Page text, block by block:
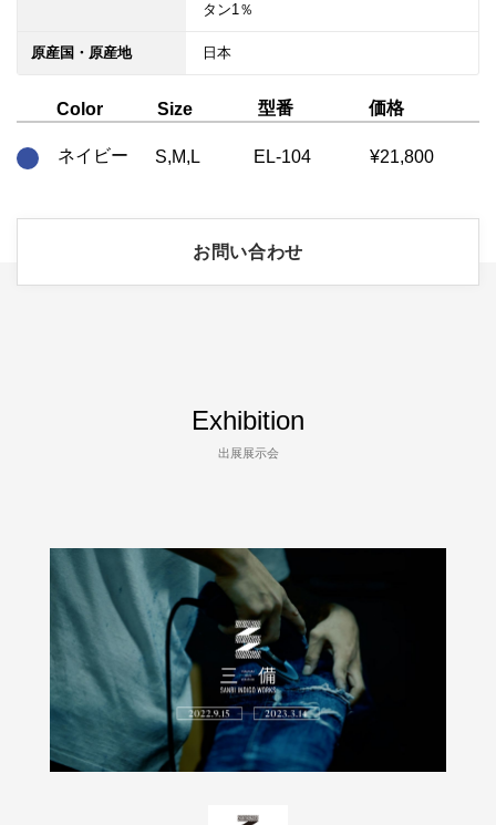
タン1％
原産国・原産地 日本
Color Size 型番 価格
ネイビー S,M,L EL-104 ¥21,800
お問い合わせ
Exhibition
出展展示会